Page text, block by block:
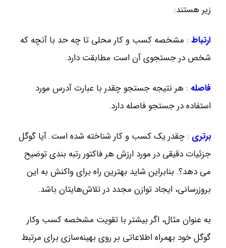
زیر هستند:
ارتباط : مشخصه کسب و کار محلی تا چه حد با آنچه که
شخص در جستجوی آن است مطابقت دارد.
فاصله : هر نتیجه جستجو چقدر با عبارت آدرس مورد
استفاده در جستجو فاصله دارد.
برتری : چقدر یک کسب و کار شناخته شده است. آیا گوگل
جزئیات دقیقی در مورد ارزش هر فاکتور رتبه بندی توضیح
می دهد؟. بنابراین شاید بهترین راه برای واکنش به این
بروزرسانی، ایجاد توازن مجدد در تلاش‌هایتان باشد.
به عنوان مثال، اگر بیشتر با تقویت مشخصه کسب‌ وکار
گوگل خود بهمراه اطلاعاتی بر روی بهینه‌سازی برای مرتبط